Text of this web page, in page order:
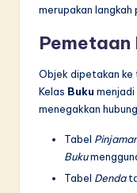
merupakan langkah
Pemetaan
Objek dipetakan ke
Kelas Buku
menegakkan
Tabel
Buku
Tabel Denda